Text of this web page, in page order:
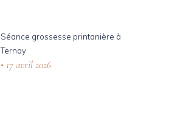
Séance grossesse printanière à
Ternay
17 avril 2026